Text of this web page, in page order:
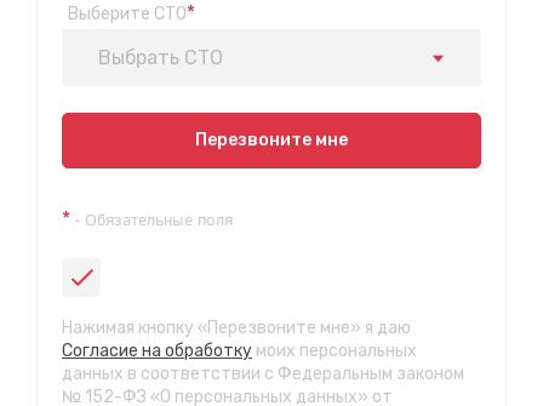
Выберите СТО*
Выбрать СТО
Показать на карте
ул. Пригородная 1/1 (при выезде из города в сторону
СТО "Байкальская"
ул.Байкальская, 58г
с 7.00 до 23.30, без выходных
Перезвоните мне
* - Обязательные поля
Нажимая кнопку «Перезвоните мне» я даю
Согласие на обработку моих персональных
данных в соответствии с Федеральным законом
№ 152-ФЗ «О персональных данных» от